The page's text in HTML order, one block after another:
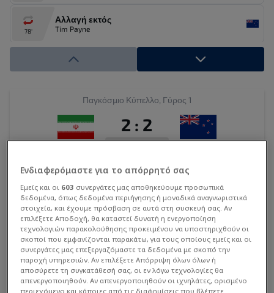
78'
Αλλαγή εκτός
Tim Payne
78'
Αλλαγή εντός
Αλλαγή εκτός
Liberato Cacace
68'
Αλλαγή εκτός
Callum McCowatt
68'
Αλλαγή εντός
Ryan Thomas
65'
Αλλαγή εκτός
Saman Ghoddos
Παγκόσμιο Κύπελλο, Γύρος 1
2 : 2
Εντός Εκτός
20
MOGHANLOO
9
TAREMI
8
MOHEBBI
14
GHODDOS
6
EZATOLAHI
17
YOUSEFI
Ενδιαφερόμαστε για το απόρρητό σας
Εμείς και οι 603 συνεργάτες μας αποθηκεύουμε προσωπικά
δεδομένα, όπως δεδομένα περιήγησης ή μοναδικά αναγνωριστικά
στοιχεία, και έχουμε πρόσβαση σε αυτά στη συσκευή σας. Αν
επιλέξετε Αποδοχή, θα καταστεί δυνατή η ενεργοποίηση
τεχνολογιών παρακολούθησης προκειμένου να υποστηριχθούν οι
σκοποί που εμφανίζονται παρακάτω, για τους οποίους εμείς και οι
συνεργάτες μας επεξεργαζόμαστε τα δεδομένα με σκοπό την
παροχή υπηρεσιών. Αν επιλέξετε Απόρριψη όλων όλων ή
αποσύρετε τη συγκατάθεσή σας, οι εν λόγω τεχνολογίες θα
απενεργοποιηθούν. Αν απενεργοποιηθούν οι ιχνηλάτες, ορισμένο
περιεχόμενο και κάποιες από τις διαφημίσεις που βλέπετε